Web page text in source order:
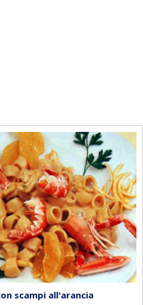
scampi all'arancia